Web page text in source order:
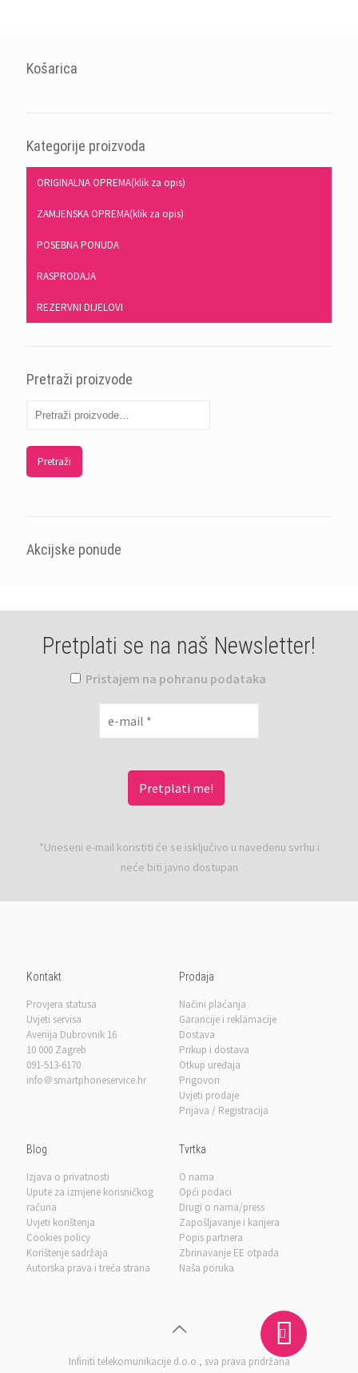
Košarica
Kategorije proizvoda
ORIGINALNA OPREMA(klik za opis)
ZAMJENSKA OPREMA(klik za opis)
POSEBNA PONUDA
RASPRODAJA
REZERVNI DIJELOVI
Pretraži proizvode
Pretraži
Akcijske ponude
Pretplati se na naš Newsletter!
Pristajem na pohranu podataka
*Uneseni e-mail koristiti će se isključivo u navedenu svrhu i
neće biti javno dostupan
Kontakt
Provjera statusa
Uvjeti servisa
Avenija Dubrovnik 16
10 000 Zagreb
091-513-6170
info＠smartphoneservice.hr
Prodaja
Načini plaćanja
Garancije i reklamacije
Dostava
Prikup i dostava
Otkup uređaja
Prigovori
Uvjeti prodaje
Prijava / Registracija
Blog
Izjava o privatnosti
Upute za izmjene korisničkog
računa
Uvjeti korištenja
Cookies policy
Korištenje sadržaja
Autorska prava i treća strana
Tvrtka
O nama
Opći podaci
Drugi o nama/press
Zapošljavanje i karijera
Popis partnera
Zbrinavanje EE otpada
Naša poruka
Infiniti telekomunikacije d.o.o., sva prava pridržana